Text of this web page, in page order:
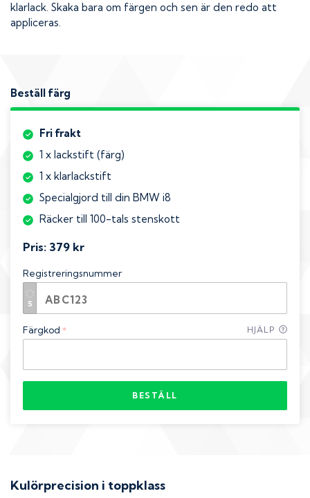
klarlack. Skaka bara om färgen och sen är den redo att
appliceras.
Beställ färg
Fri frakt
1 x lackstift (färg)
1 x klarlackstift
Specialgjord till din BMW i8
Räcker till 100-tals stenskott
Pris: 379 kr
Registreringsnummer
Färgkod * HJÄLP
BESTÄLL
Kulörprecision i toppklass